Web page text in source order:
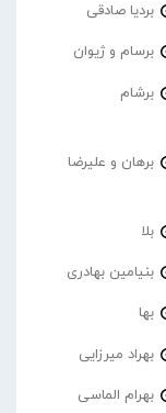
بردیا صادقی
برسام و ژیوان
برشام
برهان و علیرضا
بلا
بنیامین بهادری
بها
بهراد میرزایی
بهرام الماسی